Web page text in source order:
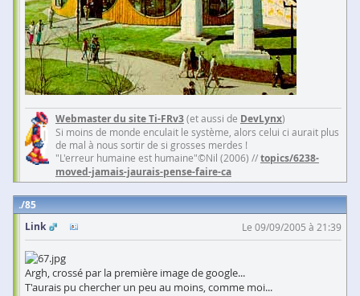
Webmaster du site Ti-FRv3(et aussi de DevLynx)
Si moins de monde enculait le système, alors celui ci aurait plus
de mal à nous sortir de si grosses merdes !
"L'erreur humaine est humaine"©Nil (2006) //topics/6238-
moved-jamais-jaurais-pense-faire-ca
85
Link
Le 09/09/2005 à 21:39
Argh, crossé par la première image de google...
T'aurais pu chercher un peu au moins, comme moi...